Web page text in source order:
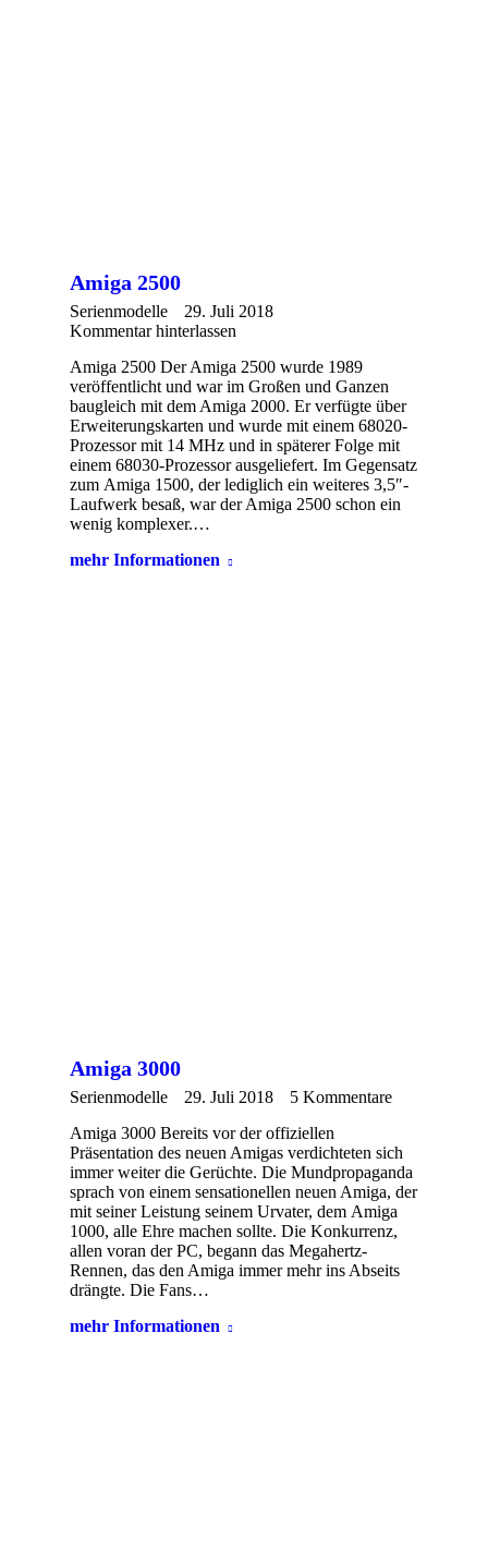
Amiga 2500
Serienmodelle
29. Juli 2018
Kommentar hinterlassen
Amiga 2500 Der Amiga 2500 wurde 1989
veröffentlicht und war im Großen und Ganzen
baugleich mit dem Amiga 2000. Er verfügte über
Erweiterungskarten und wurde mit einem 68020-
Prozessor mit 14 MHz und in späterer Folge mit
einem 68030-Prozessor ausgeliefert. Im Gegensatz
zum Amiga 1500, der lediglich ein weiteres 3,5″-
Laufwerk besaß, war der Amiga 2500 schon ein
wenig komplexer.…
mehr Informationen
Amiga 3000
Serienmodelle 29. Juli 2018
5 Kommentare
Amiga 3000 Bereits vor der offiziellen
Präsentation des neuen Amigas verdichteten sich
immer weiter die Gerüchte. Die Mundpropaganda
sprach von einem sensationellen neuen Amiga, der
mit seiner Leistung seinem Urvater, dem Amiga
1000, alle Ehre machen sollte. Die Konkurrenz,
allen voran der PC, begann das Megahertz-
Rennen, das den Amiga immer mehr ins Abseits
drängte. Die Fans…
mehr Informationen